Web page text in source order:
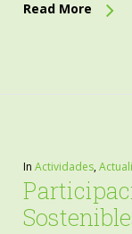
Read More
In Actividades,